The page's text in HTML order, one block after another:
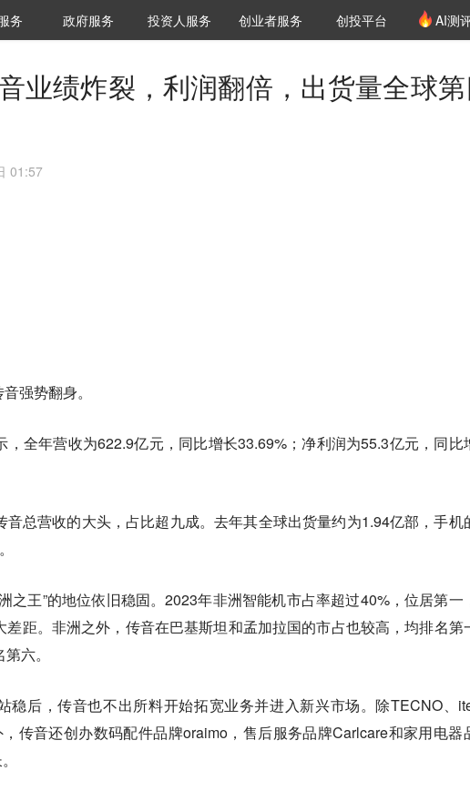
究院
务 城市之窗
政府服务 VClub投资机构库
投资机构职位推介
投资人服务 创投氪堂
创业者服务 创投平台 AI测
业绩炸裂，利润翻倍，出货量全球
01:57
强势翻身。
，全年营收为622.9亿元，同比增长33.69%；净利润为55.3亿元，同比
音总营收的大头，占比超九成。去年其全球出货量约为1.94亿部，手机
之王”的地位依旧稳固。2023年非洲智能机市占率超过40%，位居第一
距。非洲之外，传音在巴基斯坦和孟加拉国的市占也较高，均排名第
六。
稳后，传音也不出所料开始拓宽业务并进入新兴市场。除TECNO、
传音还创办数码配件品牌oraimo，售后服务品牌Carlcare和家用电器